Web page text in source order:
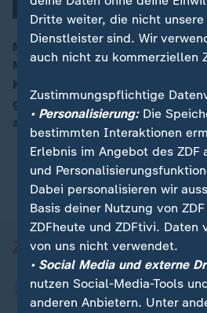
Mit persönlichen Konzerten im
Musiker aus aller Welt Spenden
Künstler während der Corona-
gebotenem Abstand natürlich.
aus Thüringen.
Dritte weiter, die nicht
Dienstleister sind. Wir
auch nicht zu kommerziellen
Zustimmungspflichtige
• Personalisierung:Die
bestimmten Interaktionen
Erlebnis im Angebot des ZDF
und
Dabei personalisieren wir
Basis deiner Nutzung von
ZDFheute und ZDFtivi. Daten
von uns nicht verwendet.
• Social Media und externe
nutzen Social-Media-Tools
anderen Anbietern. Unter